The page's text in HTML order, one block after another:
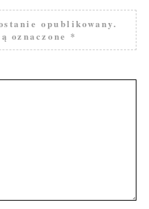
opublikowany.
oznaczone *